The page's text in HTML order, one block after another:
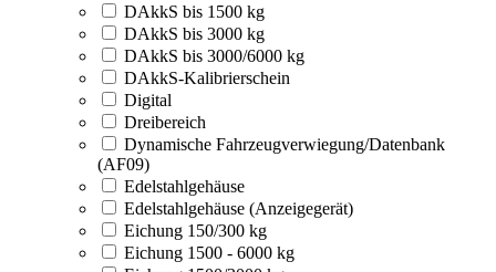
DAkkS bis 1500 kg
DAkkS bis 3000 kg
DAkkS bis 3000/6000 kg
DAkkS-Kalibrierschein
Digital
Dreibereich
Dynamische Fahrzeugverwiegung/Datenbank
(AF09)
Edelstahlgehäuse
Edelstahlgehäuse (Anzeigegerät)
Eichung 150/300 kg
Eichung 1500 - 6000 kg